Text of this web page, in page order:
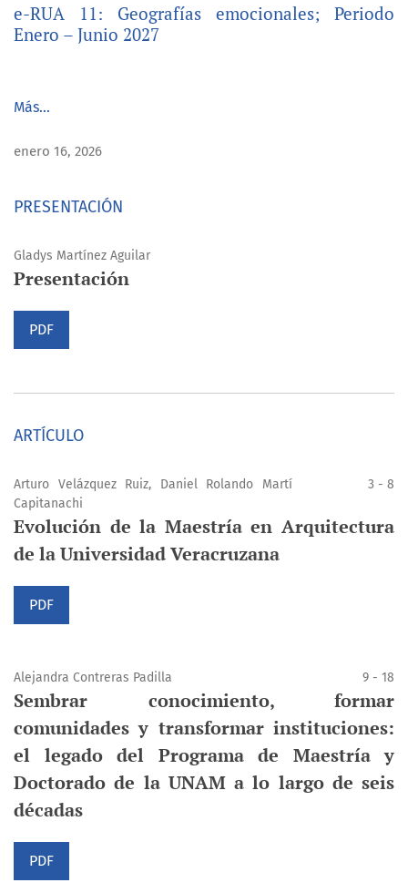
Avisos
e-RUA 11: Geografías emocionales; Periodo
Enero – Junio 2027
Más…
enero 16, 2026
PRESENTACIÓN
Gladys Martínez Aguilar
Presentación
PDF
ARTÍCULO
Arturo Velázquez Ruiz, Daniel Rolando Martí
Capitanachi
3 - 8
Evolución de la Maestría en Arquitectura
de la Universidad Veracruzana
PDF
Alejandra Contreras Padilla 9 - 18
Sembrar conocimiento, formar
comunidades y transformar instituciones:
el legado del Programa de Maestría y
Doctorado de la UNAM a lo largo de seis
décadas
PDF